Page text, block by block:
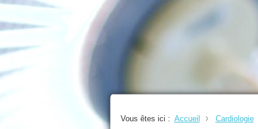
Vous êtes ici : Accueil Cardiologie